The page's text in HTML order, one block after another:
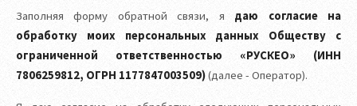
Заполняя форму обратной связи, я даю согласие
на
обработку моих персональных данных
Обществу с
ограниченной ответственностью «РУСКЕО» (ИНН
7806259812, ОГРН 1177847003509)(далее - Оператор).